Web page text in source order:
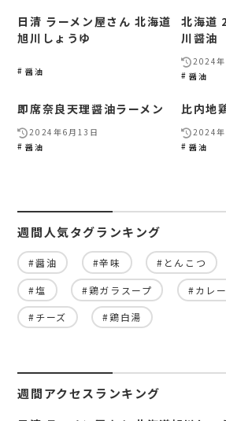
日清 ラーメン屋さん 北海道
旭川しょうゆ
醤油
北海道
川醤油
2024
醤油
即席奈良天理醤油ラーメン
2024年6月13日
醤油
比内地
2024
醤油
週間人気タグランキング
#醤油 #辛味 #とんこつ
#塩 #鶏ガラスープ #カレー
#チーズ #鶏白湯
週間アクセスランキング